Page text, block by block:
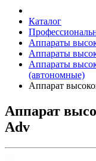
Каталог
Аппараты
Аппараты
Аппараты
(автономные)
Аппарат
Аппарат
Adv